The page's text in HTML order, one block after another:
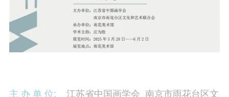
主 办 单 位: 江苏省中国画学会 南京市雨花台区文